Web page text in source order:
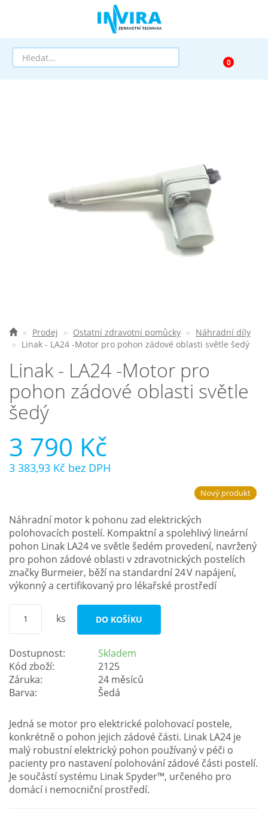
Pomůcky dle diagnózy
Výprodej
Kontakt
Prodej Ostatní zdravotní pomůcky
Náhradní díly
Linak - LA24 -Motor pro pohon zádové oblasti světle šedý
Linak - LA24 -Motor pro
pohon zádové oblasti světle
šedý
3 790 Kč
3 383,93 Kč bez DPH
Nový produkt
Náhradní motor k pohonu zad elektrických
polohovacích postelí. Kompaktní a spolehlivý lineární
pohon Linak LA24 ve světle šedém provedení, navržený
pro pohon zádové oblasti v zdravotnických postelích
značky Burmeier, běží na standardní 24 V napájení,
výkonný a certifikovaný pro lékařské prostředí
ks DO KOŠÍKU
Dostupnost:
Skladem
Kód zboží:
2125
Záruka:
24 měsíců
Barva:
Šedá
Jedná se motor pro elektrické polohovací postele,
konkrétně o pohon jejich zádové části. Linak LA24 je
malý robustní elektrický pohon používaný v péči o
pacienty pro nastavení polohování zádové části postelí.
Je součástí systému Linak Spyder™, určeného pro
domácí i nemocniční prostředí.